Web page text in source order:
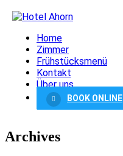
Home
Zimmer
Frühstücksmenü
Kontakt
Über uns
BOOK ONLINE
Archives